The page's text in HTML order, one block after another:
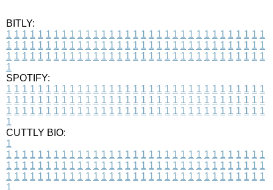
BITLY:
1 1 1 1 1 1 1 1 1 1 1 1 1 1 1 1 1 1 1 1 1 1 1 1 1 1 1 1 1 1 1 1 1
1 1 1 1 1 1 1 1 1 1 1 1 1 1 1 1 1 1 1 1 1 1 1 1 1 1 1 1 1 1 1 1 1
1 1 1 1 1 1 1 1 1 1 1 1 1 1 1 1 1 1 1 1 1 1 1 1 1 1 1 1 1 1 1 1 1
1
SPOTIFY:
1 1 1 1 1 1 1 1 1 1 1 1 1 1 1 1 1 1 1 1 1 1 1 1 1 1 1 1 1 1 1 1 1
1 1 1 1 1 1 1 1 1 1 1 1 1 1 1 1 1 1 1 1 1 1 1 1 1 1 1 1 1 1 1 1 1
1 1 1 1 1 1 1 1 1 1 1 1 1 1 1 1 1 1 1 1 1 1 1 1 1 1 1 1 1 1 1 1 1
1
CUTTLY BIO:
1
1 1 1 1 1 1 1 1 1 1 1 1 1 1 1 1 1 1 1 1 1 1 1 1 1 1 1 1 1 1 1 1 1
1 1 1 1 1 1 1 1 1 1 1 1 1 1 1 1 1 1 1 1 1 1 1 1 1 1 1 1 1 1 1 1 1
1 1 1 1 1 1 1 1 1 1 1 1 1 1 1 1 1 1 1 1 1 1 1 1 1 1 1 1 1 1 1 1 1
1